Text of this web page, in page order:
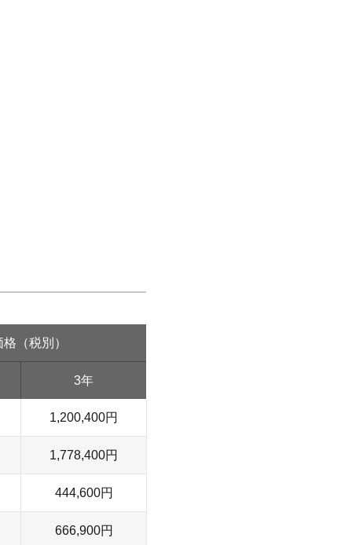
格（税別）
3年
1,200,400円
1,778,400円
444,600円
666,900円